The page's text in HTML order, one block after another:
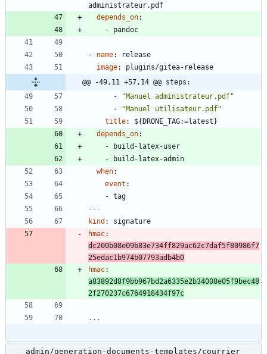
administrateur.pdf
depends_on:
- pandoc
- name:
release
image:
plugins/gitea-release
@@ -49,11 +57,14 @@ steps:
-
"Manuel administrateur.pdf"
-
"Manuel utilisateur.pdf"
title:
${DRONE_TAG:=latest}
depends_on:
-
build-latex-user
-
build-latex-admin
when:
event :
- tag
---
kind :
signature
hmac:
dc200b08e09b83e734ff829ac62c7daf5f80986f7
25edac1b974b07793adb4b0
hmac:
a83892d8f9bb967bd2a6335e2b34008e05f9bec48
2f270237c6764918434f97c
...
admin/generation-documents-templates/courrier